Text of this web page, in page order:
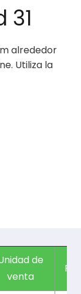
31
alrededor
Utiliza la
de
venta